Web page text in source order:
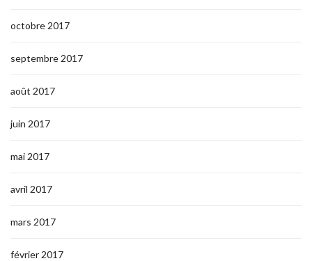
octobre 2017
septembre 2017
août 2017
juin 2017
mai 2017
avril 2017
mars 2017
février 2017